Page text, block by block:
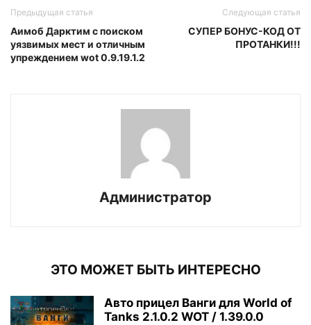
Предыдущая статья
Аимоб Дарктим с поиском
уязвимых мест и отличным
упреждением wot 0.9.19.1.2
Следующая статья
СУПЕР БОНУС-КОД ОТ
ПРОТАНКИ!!!
Администратор
ЭТО МОЖЕТ БЫТЬ ИНТЕРЕСНО
Авто прицел Ванги для World of
Tanks 2.1.0.2 WOT / 1.39.0.0